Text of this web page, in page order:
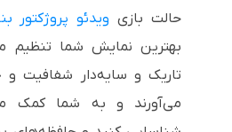
حالت بازی ویدئو پروژکتور
بهترین نمایش شما
تاریک و سایه‌دار شفافیت
می‌آورند و به شما کمک